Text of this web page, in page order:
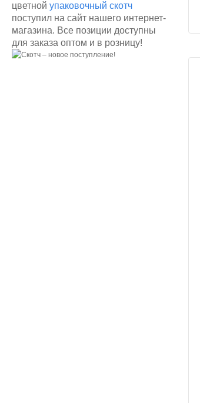
цветной упаковочный скотч
поступил на сайт нашего интернет-
магазина. Все позиции доступны
для заказа оптом и в розницу!